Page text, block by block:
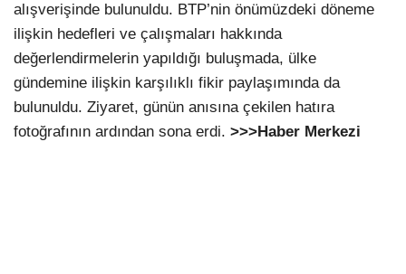
alışverişinde bulunuldu. BTP’nin önümüzdeki döneme
ilişkin hedefleri ve çalışmaları hakkında
değerlendirmelerin yapıldığı buluşmada, ülke
gündemine ilişkin karşılıklı fikir paylaşımında da
bulunuldu. Ziyaret, günün anısına çekilen hatıra
fotoğrafının ardından sona erdi. >>>Haber Merkezi